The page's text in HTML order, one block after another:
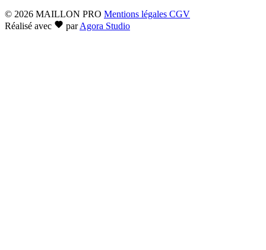
© 2026 MAILLON PRO Mentions légales CGV
Réalisé avec
par Agora Studio